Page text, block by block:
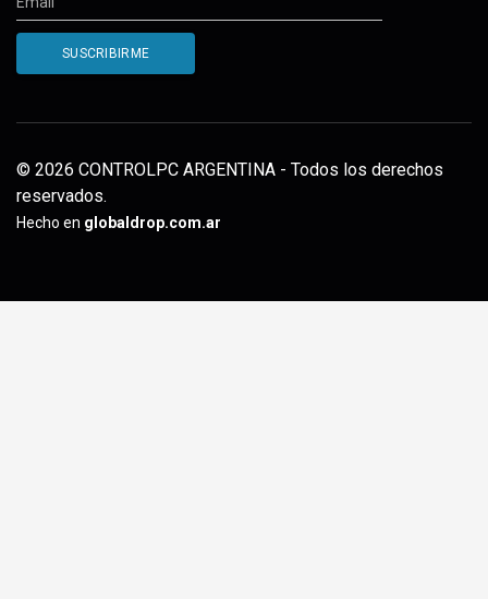
© 2026 CONTROLPC ARGENTINA - Todos los derechos
reservados.
Hecho en globaldrop.com.ar